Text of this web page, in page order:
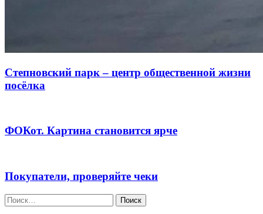
Степновский парк – центр общественной жизни
посёлка
ФОКот. Картина становится ярче
Покупатели, проверяйте чеки
Найти: